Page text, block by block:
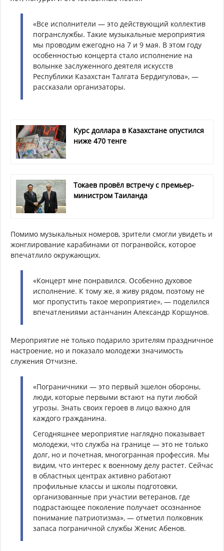
«Все исполнители — это действующий коллектив
погранслужбы. Такие музыкальные мероприятия
мы проводим ежегодно на 7 и 9 мая. В этом году
особенностью концерта стало исполнение на
волынке заслуженного деятеля искусств
Республики Казахстан Талгата Бердигулова», —
рассказали организаторы.
Курс доллара в Казахстане опустился
ниже 470 тенге
Токаев провёл встречу с премьер-
министром Таиланда
Помимо музыкальных номеров, зрители смогли увидеть и
жонглирование карабинами от погранвойск, которое
впечатлило окружающих.
«Концерт мне понравился. Особенно духовое
исполнение. К тому же, я живу рядом, поэтому не
мог пропустить такое мероприятие», — поделился
впечатлениями астанчанин Александр Коршунов.
Мероприятие не только подарило зрителям праздничное
настроение, но и показало молодежи значимость
служения Отчизне.
«Пограничники — это первый эшелон обороны,
люди, которые первыми встают на пути любой
угрозы. Знать своих героев в лицо важно для
каждого гражданина.
Сегодняшнее мероприятие наглядно показывает
молодежи, что служба на границе — это не только
долг, но и почетная, многогранная профессия. Мы
видим, что интерес к военному делу растет. Сейчас
в областных центрах активно работают
профильные классы и школы подготовки,
организованные при участии ветеранов, где
подрастающее поколение получает осознанное
понимание патриотизма», — отметил полковник
запаса пограничной службы Женис Абенов.